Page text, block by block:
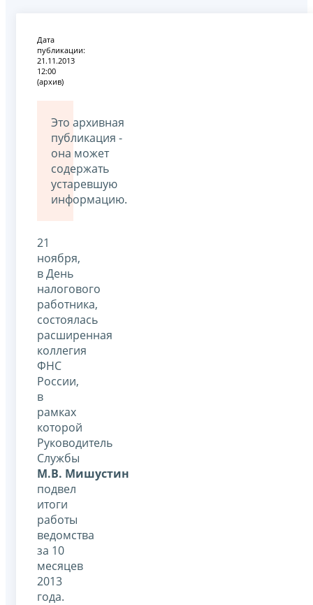
Дата
публикации:
21.11.2013
12:00
(архив)
Это архивная
публикация -
она может
содержать
устаревшую
информацию.
21
ноября,
в День
налогового
работника,
состоялась
расширенная
коллегия
ФНС
России,
в
рамках
которой
Руководитель
Службы
М.В. Мишустин
подвел
итоги
работы
ведомства
за 10
месяцев
2013
года.